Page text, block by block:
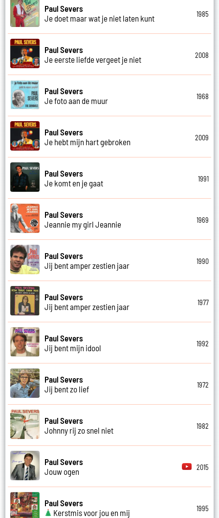
Paul Severs
Je doet maar wat je niet laten kunt
1985
Paul Severs
Je eerste liefde vergeet je niet
2008
Paul Severs
Je foto aan de muur
1968
Paul Severs
Je hebt mijn hart gebroken
2009
Paul Severs
Je komt en je gaat
1991
Paul Severs
Jeannie my girl Jeannie
1969
Paul Severs
Jij bent amper zestien jaar
1990
Paul Severs
Jij bent amper zestien jaar
1977
Paul Severs
Jij bent mijn idool
1992
Paul Severs
Jij bent zo lief
1972
Paul Severs
Johnny rij zo snel niet
1982
Paul Severs
Jouw ogen
2015
Paul Severs
Kerstmis voor jou en mij
1995